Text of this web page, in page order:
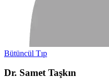
Bütüncül Tıp
Dr. Samet Taşkın